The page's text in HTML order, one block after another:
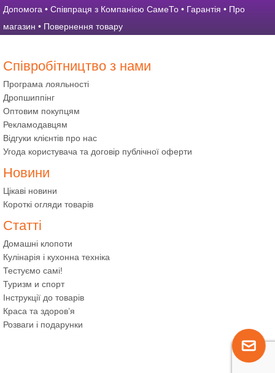
Допомога • Співпраця з Компанією СамеТо • Гарантія • Про
магазин • Повернення товару
Співробітництво з нами
Програма лояльності
Дропшиппінг
Оптовим покупцям
Рекламодавцям
Відгуки клієнтів про нас
Угода користувача та договір публічної оферти
Новини
Цікаві новини
Короткі огляди товарів
Статті
Домашні клопоти
Кулінарія і кухонна техніка
Тестуємо самі!
Туризм и спорт
Інструкції до товарів
Краса та здоров’я
Розваги і подарунки